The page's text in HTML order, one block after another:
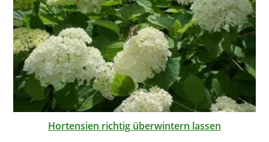
Hortensien richtig überwintern lassen